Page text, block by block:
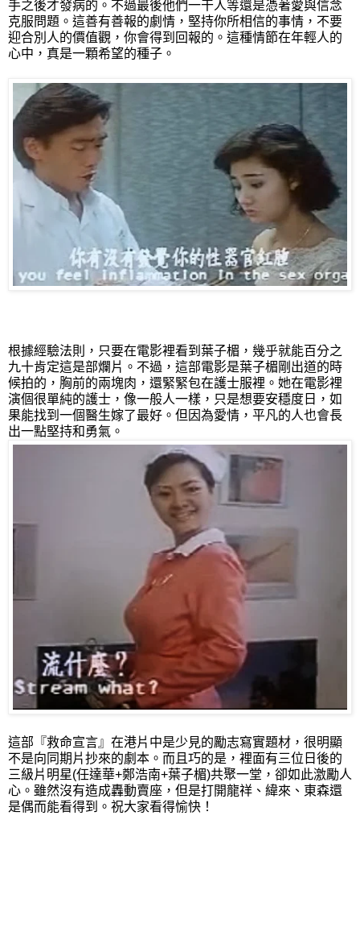
手之後才發病的。不過最後他們一干人等還是憑著愛與信念
克服問題。這善有善報的劇情，堅持你所相信的事情，不要
迎合別人的價值觀，你會得到回報的。這種情節在年輕人的
心中，真是一顆希望的種子。
根據經驗法則，只要在電影裡看到葉子楣，幾乎就能百分之
九十肯定這是部爛片。不過，這部電影是葉子楣剛出道的時
候拍的，胸前的兩塊肉，還緊緊包在護士服裡。她在電影裡
演個很單純的護士，像一般人一樣，只是想要安穩度日，如
果能找到一個醫生嫁了最好。但因為愛情，平凡的人也會長
出一點堅持和勇氣。
這部『救命宣言』在港片中是少見的勵志寫實題材，很明顯
不是向同期片抄來的劇本。而且巧的是，裡面有三位日後的
三級片明星(任達華+鄭浩南+葉子楣)共聚一堂，卻如此激勵人
心。雖然沒有造成轟動賣座，但是打開龍祥、緯來、東森還
是偶而能看得到。祝大家看得愉快！